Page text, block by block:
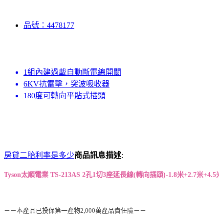
品號：4478177
1組內建過載自動斷電總開關
6KV抗雷擊，突波吸收器
180度可轉向平貼式插頭
房貸二胎利率是多少商品訊息描述:
Tyson太順電業 TS-213AS 2孔1切3座延長線(轉向插頭)-1.8米+2.7米+4.5
－－本產品已投保第一產物2,000萬產品責任險－－